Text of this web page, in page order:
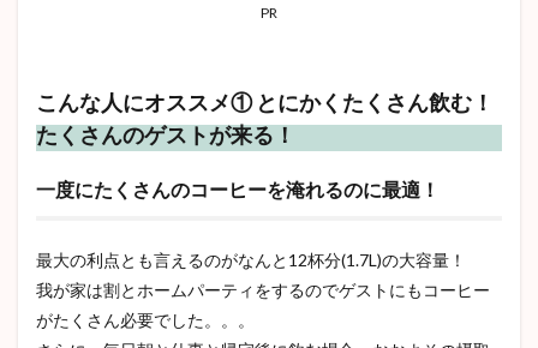
PR
こんな人にオススメ① とにかくたくさん飲む！
たくさんのゲストが来る！
一度にたくさんのコーヒーを淹れるのに最適！
最大の利点とも言えるのがなんと12杯分(1.7L)の大容量！
我が家は割とホームパーティをするのでゲストにもコーヒー
がたくさん必要でした。。。